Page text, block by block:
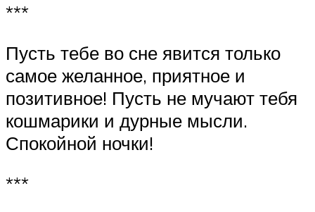
***
Пусть тебе во сне явится только
самое желанное, приятное и
позитивное! Пусть не мучают тебя
кошмарики и дурные мысли.
Спокойной ночки!
***